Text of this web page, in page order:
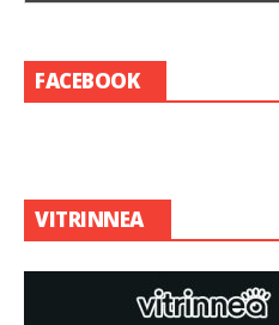
FACEBOOK
VITRINNEA